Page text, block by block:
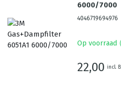
6000/7000
4046719694976
Op voorraad
22,00 incl.